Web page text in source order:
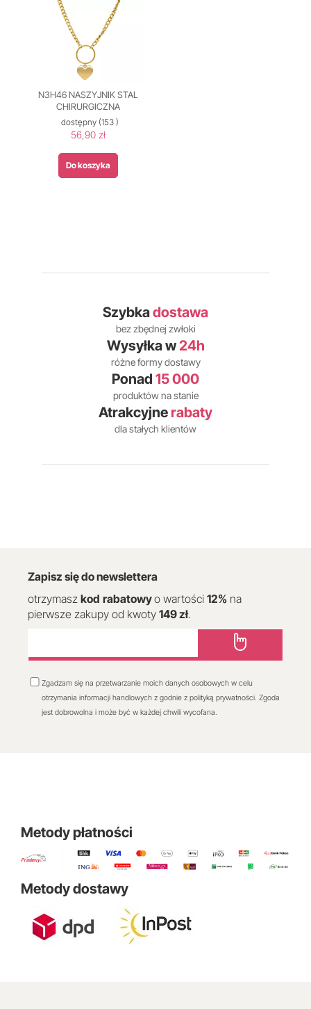
N3H46 NASZYJNIK STAL
CHIRURGICZNA
dostępny (153 )
56,90 zł
Do koszyka
Szybkadostawa
bez zbędnej zwłoki
Wysyłka w24h
różne formy dostawy
Ponad 15 000
produktów na stanie
Atrakcyjne rabaty
dla stałych klientów
Zapisz się do newslettera
otrzymasz kod rabatowyo wartości 12% na
pierwsze zakupy od kwoty 149 zł.
Zgadzam się na przetwarzanie moich danych osobowych w celu
otrzymania informacji handlowych z godnie z polityką prywatności. Zgoda
jest dobrowolna i może być w każdej chwili wycofana.
Metody płatności
Metody dostawy